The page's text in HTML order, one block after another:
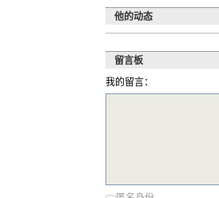
他的动态
留言板
我的留言：